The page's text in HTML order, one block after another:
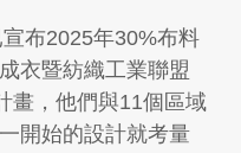
宣布2025年30%布料
衣暨紡織工業聯盟
畫，他們與11個區域
開始的設計就考量